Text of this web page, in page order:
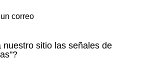
correo
nuestro sitio las señales de